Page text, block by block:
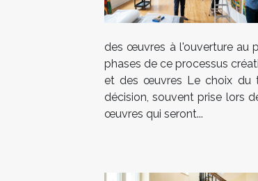
des œuvres à l'ouverture au
phases de ce processus
et des œuvres Le choix du
décision, souvent prise lors
œuvres qui seront...